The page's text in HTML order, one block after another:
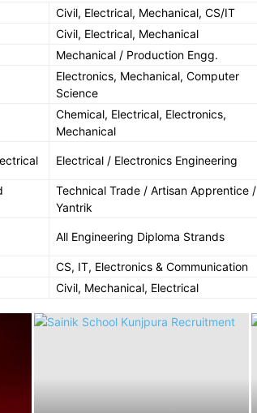
Civil, Electrical, Mechanical, CS/IT
Civil, Electrical, Mechanical
Mechanical / Production Engg.
Electronics, Mechanical, Computer
Science
Chemical, Electrical, Electronics,
Mechanical
Electrical / Electronics Engineering
Technical Trade / Artisan Apprentice /
Yantrik
All Engineering Diploma Strands
CS, IT, Electronics & Communication
Civil, Mechanical, Electrical